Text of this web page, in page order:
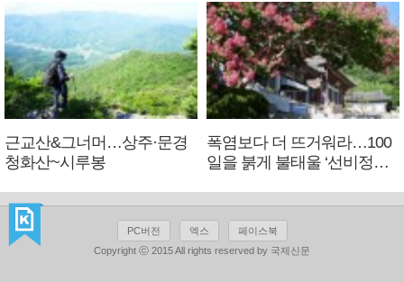
근교산&그너머…상주·문경
청화산~시루봉
폭염보다 더 뜨거워라…100
일을 붉게 불태울 ‘선비정신’
PC버전 엑스
페이스북
Copyright ⓒ 2015 All rights reserved by 국제신문